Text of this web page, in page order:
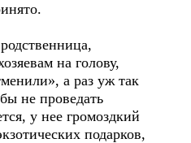
на голову,
а раз уж так
не проведать
у нее громоздкий
подарков,